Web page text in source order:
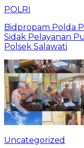
POLRI
Bidpropam Polda
Sidak Pelayanan
Polsek Salawati
Uncategorized